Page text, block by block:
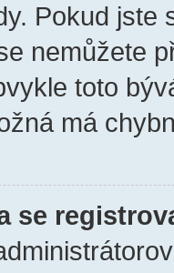
Pokud jste
nemůžete
toto
má
se